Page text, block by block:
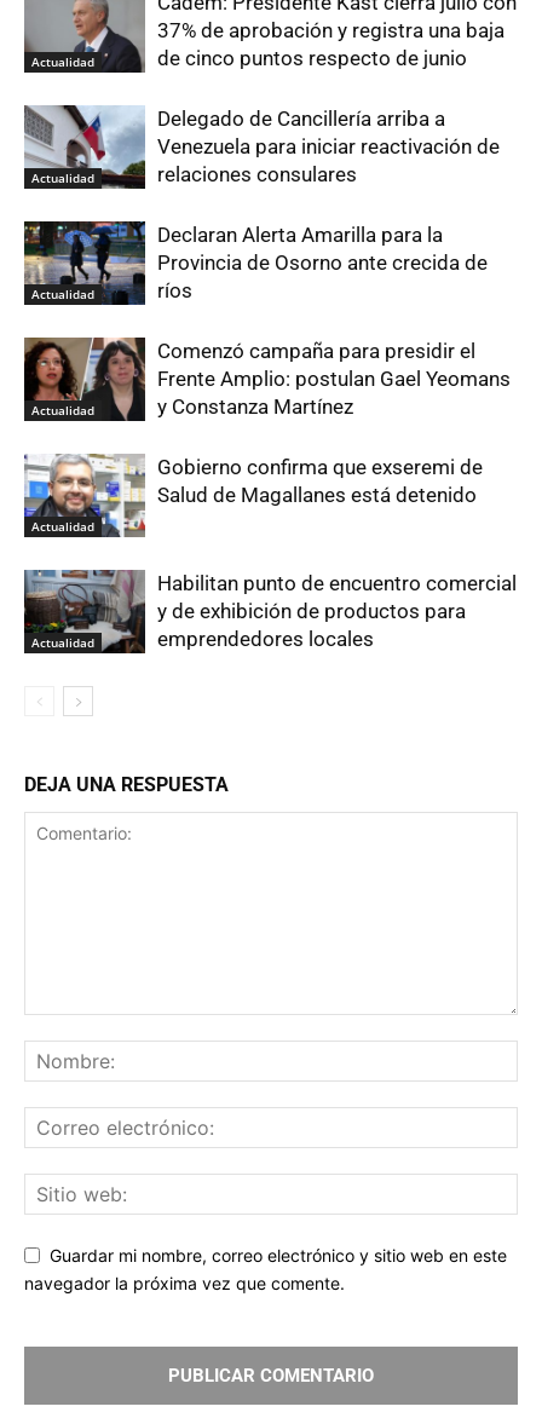
Actualidad
37% de aprobación y registra una baja
de cinco puntos respecto de junio
Actualidad
Delegado de Cancillería arriba a
Venezuela para iniciar reactivación de
relaciones consulares
Actualidad
Declaran Alerta Amarilla para la
Provincia de Osorno ante crecida de
ríos
Actualidad
Comenzó campaña para presidir el
Frente Amplio: postulan Gael Yeomans
y Constanza Martínez
Actualidad
Gobierno confirma que exseremi de
Salud de Magallanes está detenido
Actualidad
Habilitan punto de encuentro comercial
y de exhibición de productos para
emprendedores locales
DEJA UNA RESPUESTA
Guardar mi nombre, correo electrónico y sitio web en este
navegador la próxima vez que comente.